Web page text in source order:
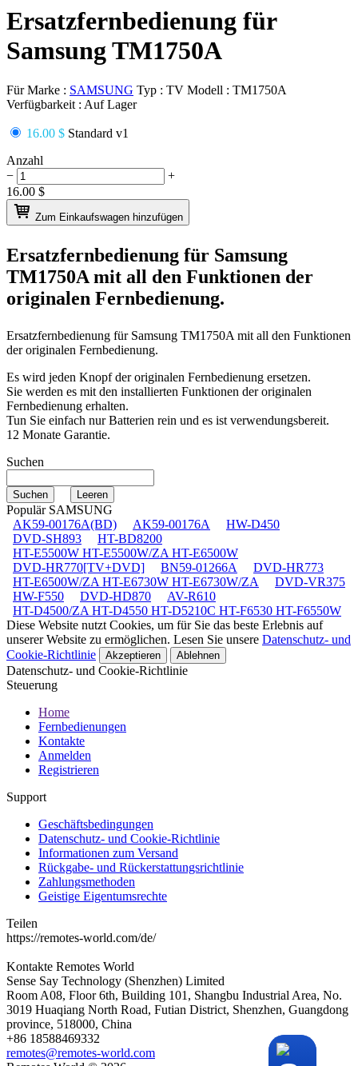
Ersatzfernbedienung für
Samsung TM1750A
Für Marke : SAMSUNG Typ : TV Modell : TM1750A
Verfügbarkeit : Auf Lager
16.00 $ Standard v1
Anzahl
−
+
16.00 $
Zum Einkaufswagen hinzufügen
Ersatzfernbedienung für Samsung
TM1750A mit all den Funktionen der
originalen Fernbedienung.
Ersatzfernbedienung fürSamsung TM1750A mit all den Funktionen
der originalen Fernbedienung.
Es wird jeden Knopf der originalen Fernbedienung ersetzen.
Sie werden es mit den installierten Funktionen der originalen
Fernbedienung erhalten.
Tun Sie einfach nur Batterien rein und es ist verwendungsbereit.
12 Monate Garantie.
Suchen
Populär SAMSUNG
AK59-00176A(BD)
AK59-00176A
HW-D450
DVD-SH893
HT-BD8200
HT-E5500W HT-E5500W/ZA HT-E6500W
DVD-HR770[TV+DVD]
BN59-01266A
DVD-HR773
HT-E6500W/ZA HT-E6730W HT-E6730W/ZA
DVD-VR375
HW-F550
DVD-HD870
AV-R610
HT-D4500/ZA HT-D4550 HT-D5210C HT-F6530 HT-F6550W
Diese Website nutzt Cookies, um für Sie das beste Erlebnis auf
unserer Website zu ermöglichen. Lesen Sie unsere Datenschutz- und
Cookie-Richtlinie
Akzeptieren Ablehnen
Datenschutz- und Cookie-Richtlinie
Steuerung
Home
Fernbedienungen
Kontakte
Anmelden
Registrieren
Support
Geschäftsbedingungen
Datenschutz- und Cookie-Richtlinie
Informationen zum Versand
Rückgabe- und Rückerstattungsrichtlinie
Zahlungsmethoden
Geistige Eigentumsrechte
Teilen
https://remotes-world.com/de/
Kontakte Remotes World
Sense Say Technology (Shenzhen) Limited
Room A08, Floor 6th, Building 101, Shangbu Industrial Area, No.
3019 Huaqiang North Road, Futian District, Shenzhen, Guangdong
province, 518000, China
+86 18588469332
remotes@remotes-world.com